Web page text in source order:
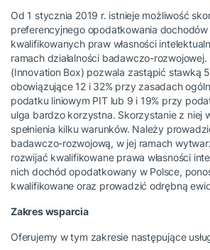
Od 1 stycznia 2019 r. istnieje możliwość
preferencyjnego opodatkowania
kwalifikowanych praw własności
ramach działalności badawczo-rozwojowej.
(Innovation Box) pozwala zastąpić stawką
obowiązujące 12 i 32% przy zasadach
podatku liniowym PIT lub 9 i 19% przy
ulga bardzo korzystna. Skorzystanie z niej
spełnienia kilku warunków. Należy
badawczo-rozwojową, w jej ramach
rozwijać kwalifikowane prawa własności
nich dochód opodatkowany w Polsce,
kwalifikowane oraz prowadzić odrębną
Zakres wsparcia
Oferujemy w tym zakresie następujące